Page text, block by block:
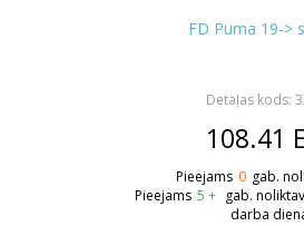
FD Puma 19->
Detaļas kods:
108.41
Pieejams 0 gab.
Pieejams 5 + gab.
darba